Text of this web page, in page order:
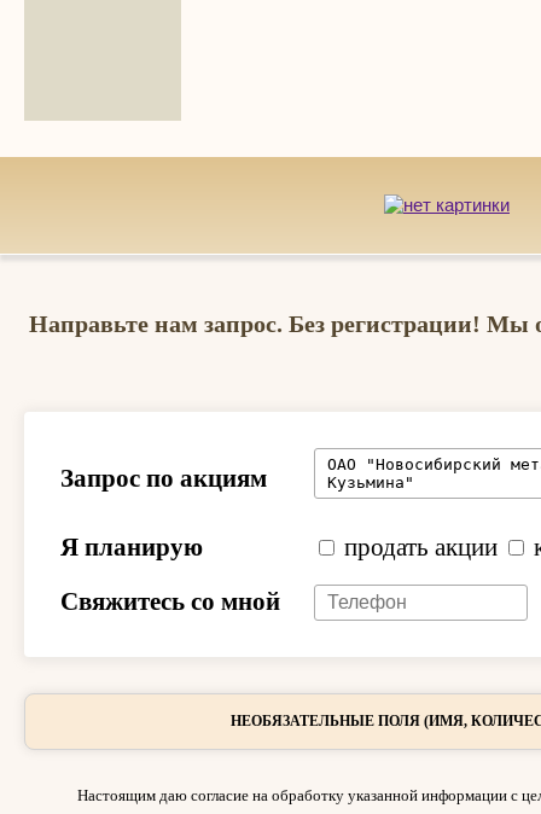
Направьте нам запрос. Без регистрации! Мы
Запрос по акциям
Я планирую продать акции
Свяжитесь со мной
НЕОБЯЗАТЕЛЬНЫЕ ПОЛЯ (ИМЯ,
Настоящим даю согласие на обработку указанной информации с